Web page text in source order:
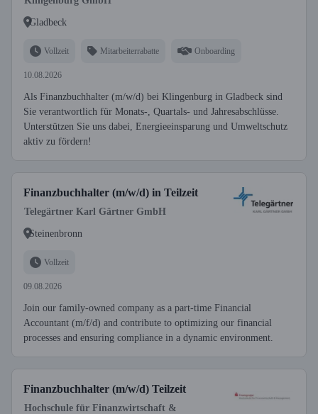
Gladbeck
Vollzeit Mitarbeiterrabatte Onboarding
10.08.2026
Als Finanzbuchhalter (m/w/d) bei Klingenburg in Gladbeck sind
Sie verantwortlich für Monats-, Quartals- und Jahresabschlüsse.
Unterstützen Sie uns dabei, Energieeinsparung und Umweltschutz
aktiv zu fördern!
Finanzbuchhalter (m/w/d) in Teilzeit
Telegärtner Karl Gärtner GmbH
Steinenbronn
Vollzeit
09.08.2026
Join our family-owned company as a part-time Financial
Accountant (m/f/d) and contribute to optimizing our financial
processes and ensuring compliance in a dynamic environment.
Finanzbuchhalter (m/w/d) Teilzeit
Hochschule für Finanzwirtschaft &